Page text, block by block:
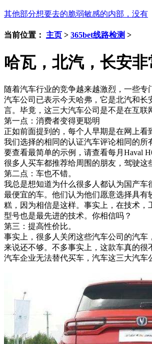
其他部分想要去的脆弱敏感的内部，没有
当前位置： 主页 > 365bet线路检测 >
哈瓦，北汽，长安
随着汽车行业的竞争越来越激烈，一些
汽车公司已表示今天哈弗，它是北汽和
言。毕竟，这三大汽车公司是不是在互联
第一点：消费者变得更聪明
正如前面提到的，每个人早期是在网上
我们选择的相同的认证汽车评论相同的所
要查看最简单的示例，请查看每月Haval
很多人买车都推荐给周围的朋友，驾驶这
第二点：车也不错。
我总是想知道为什么很多人都认为国产
最便宜的车。他们认为他们愿意选择具
糕，因为相信是这样。事实上，在技术
型号也是最先进的技术。你相信吗？
第三：提高性价比。
事实上，很多人关闭这些汽车公司的汽
来说还不够。不多事实上，这款车真的
汽车企业无法替代买车，汽车这三大汽车